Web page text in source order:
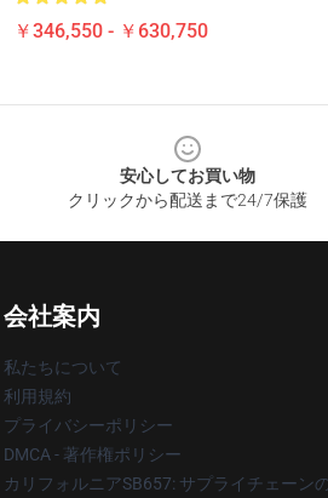
￥346,550 - ￥630,750
安心してお買い物
クリックから配送まで24/7保護
会社案内
私たちについて
利用規約
プライバシーポリシー
DMCA - 著作権ポリシー
カリフォルニアSB657: サプライチェーン